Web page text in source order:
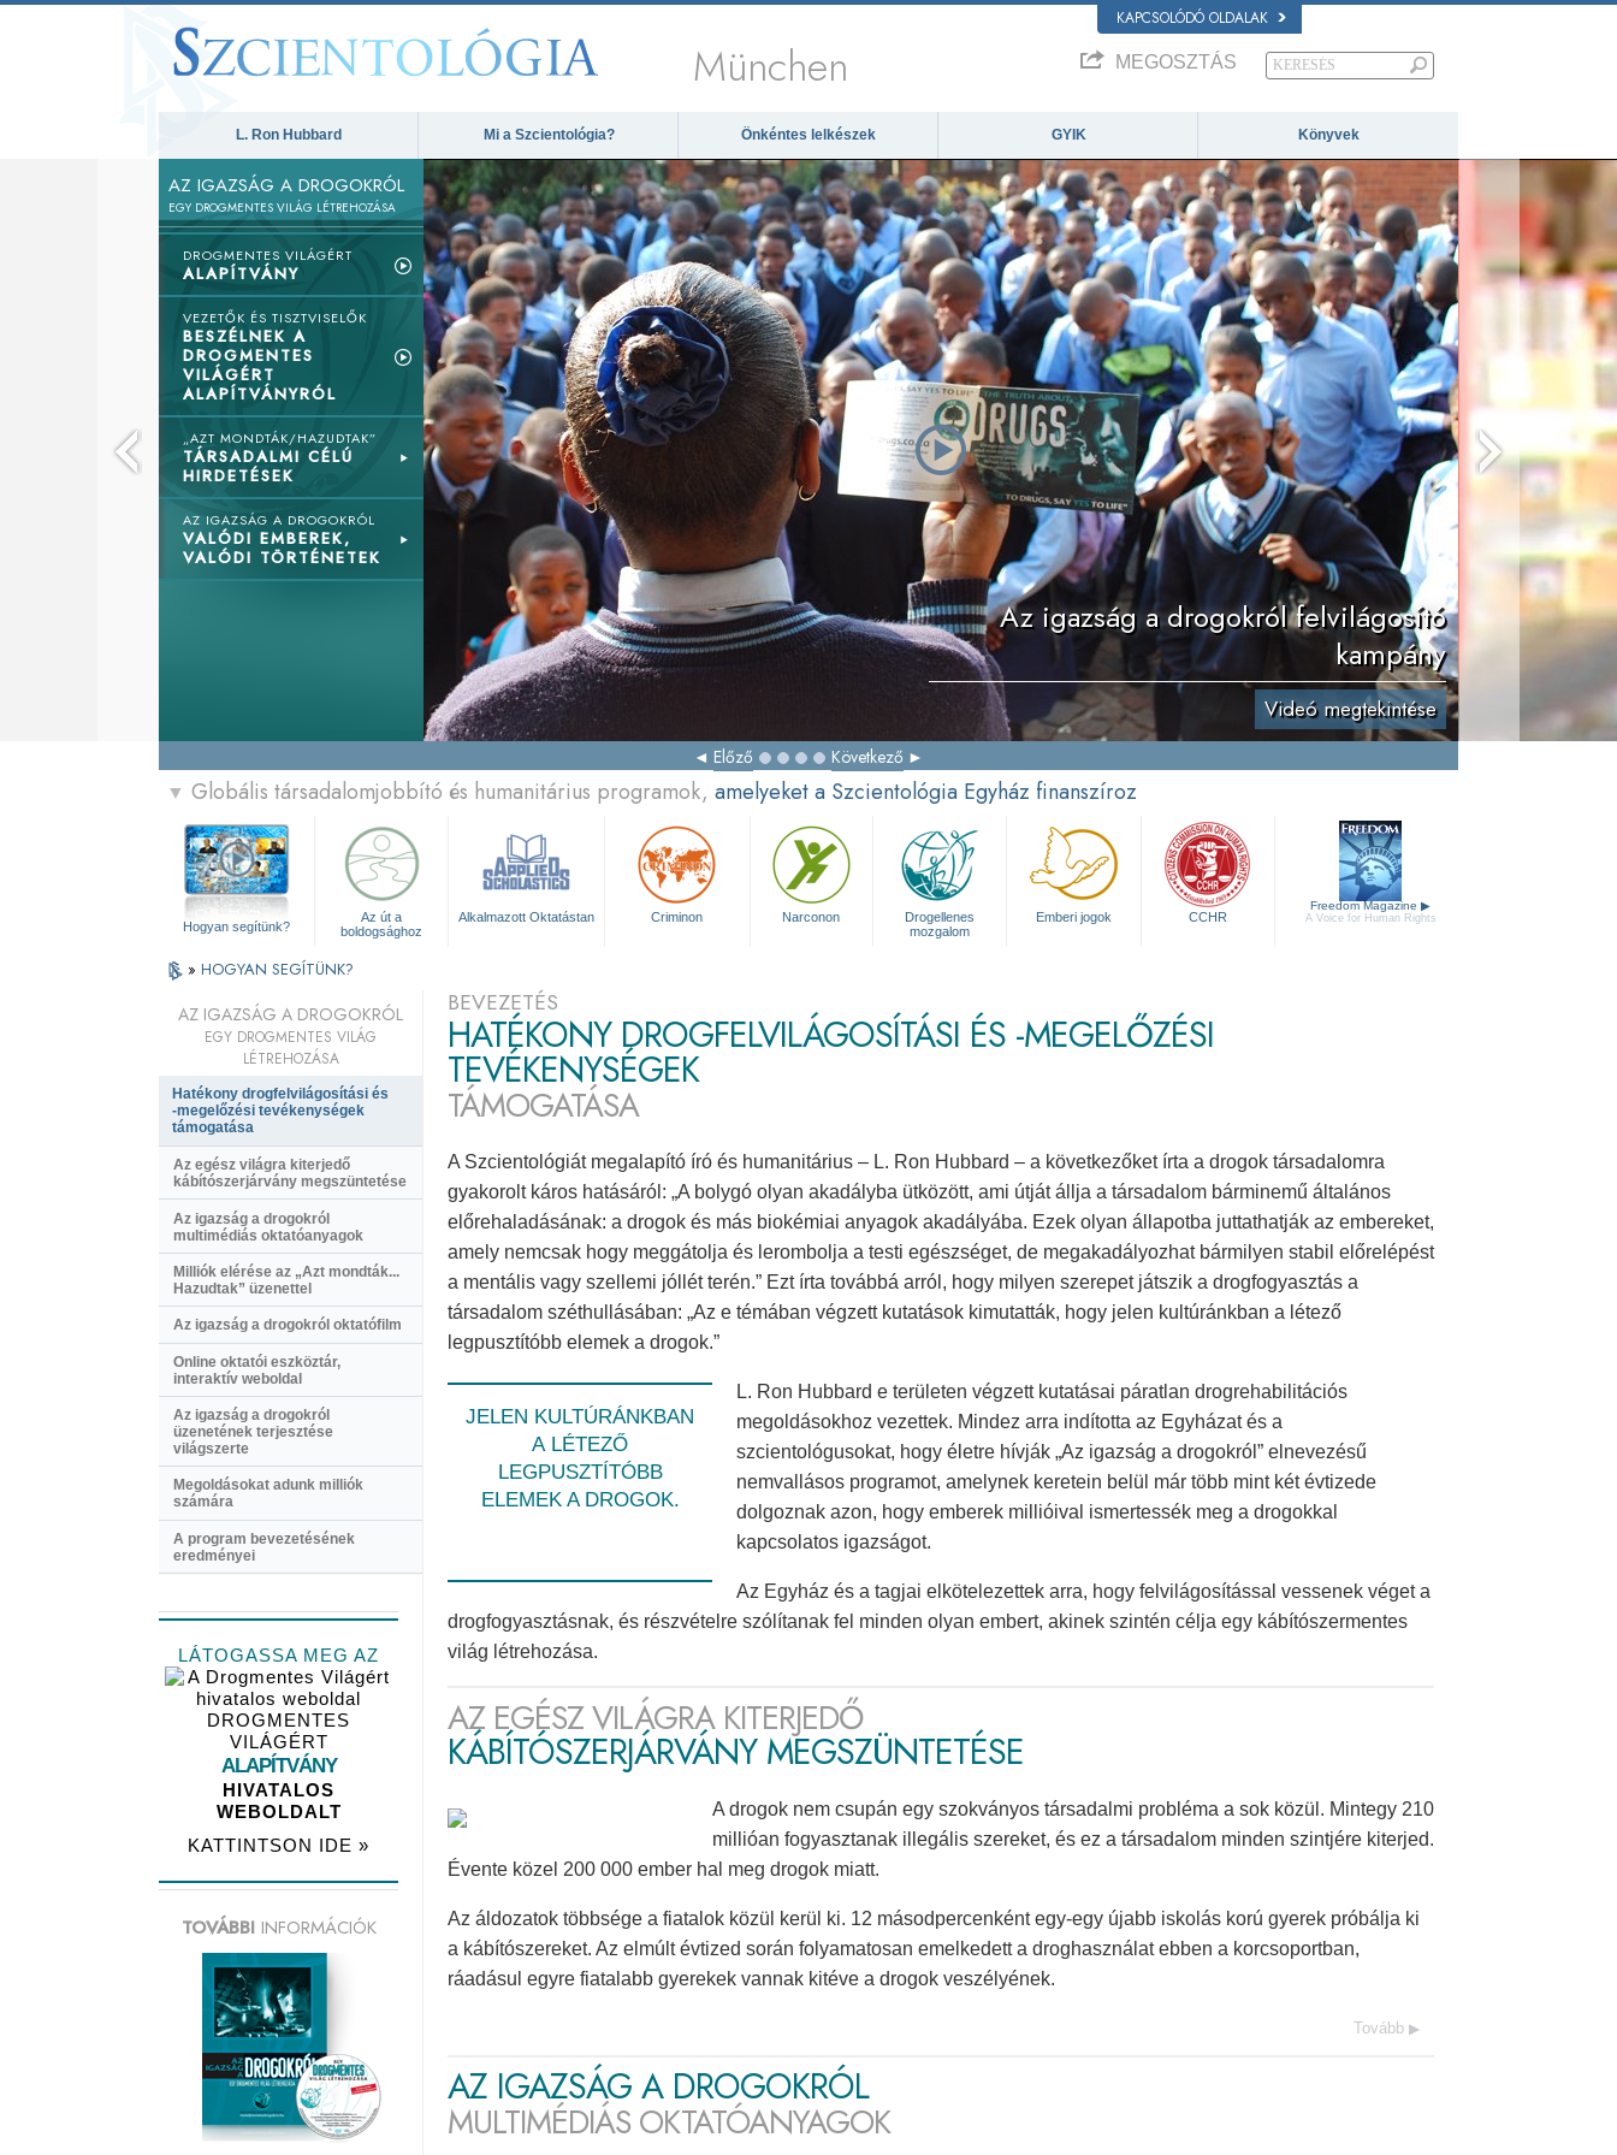
KAPCSOLÓDÓ OLDALAK
München MEGOSZTÁS
L. Ron Hubbard Mi a Szcientológia? Önkéntes lelkészek GYIK Könyvek
AZ IGAZSÁG A DROGOKRÓL
EGY DROGMENTES VILÁG LÉTREHOZÁSA
DROGMENTES VILÁGÉRT
ALAPÍTVÁNY
VEZETŐK ÉS TISZTVISELŐK
BESZÉLNEK A
DROGMENTES
VILÁGÉRT
ALAPÍTVÁNYRÓL
„AZT MONDTÁK/HAZUDTAK”
TÁRSADALMI CÉLÚ
HIRDETÉSEK
AZ IGAZSÁG A DROGOKRÓL
VALÓDI EMBEREK,
VALÓDI TÖRTÉNETEK
Az igazság a drogokról felvilágosító
kampány
Videó megtekintése
Előző Következő
▼ Globális társadalomjobbító és humanitárius programok, amelyeket a Szcientológia Egyház finanszíroz
Hogyan segítünk?
Az út a
boldogsághoz
Alkalmazott Oktatástan Criminon Narconon
Drogellenes
mozgalom
Emberi jogok CCHR
Freedom Magazine▶
A Voice for Human Rights
» HOGYAN SEGÍTÜNK?
BEVEZETÉS
HATÉKONY DROGFELVILÁGOSÍTÁSI ÉS -MEGELŐZÉSI
TEVÉKENYSÉGEK
TÁMOGATÁSA
A Szcientológiát megalapító író és humanitárius – L. Ron Hubbard – a következőket írta a drogok társadalomra
gyakorolt káros hatásáról: „A bolygó olyan akadályba ütközött, ami útját állja a társadalom bárminemű általános
előrehaladásának: a drogok és más biokémiai anyagok akadályába. Ezek olyan állapotba juttathatják az embereket,
amely nemcsak hogy meggátolja és lerombolja a testi egészséget, de megakadályozhat bármilyen stabil előrelépést
a mentális vagy szellemi jóllét terén.” Ezt írta továbbá arról, hogy milyen szerepet játszik a drogfogyasztás a
társadalom széthullásában: „Az e témában végzett kutatások kimutatták, hogy jelen kultúránkban a létező
legpusztítóbb elemek a drogok.”
JELEN KULTÚRÁNKBAN
A LÉTEZŐ
LEGPUSZTÍTÓBB
ELEMEK A DROGOK.
L. Ron Hubbard e területen végzett kutatásai páratlan drogrehabilitációs
megoldásokhoz vezettek. Mindez arra indította az Egyházat és a
szcientológusokat, hogy életre hívják „Az igazság a drogokról” elnevezésű
nemvallásos programot, amelynek keretein belül már több mint két évtizede
dolgoznak azon, hogy emberek millióival ismertessék meg a drogokkal
kapcsolatos igazságot.
Az Egyház és a tagjai elkötelezettek arra, hogy felvilágosítással vessenek véget a
drogfogyasztásnak, és részvételre szólítanak fel minden olyan embert, akinek szintén célja egy kábítószermentes
világ létrehozása.
AZ EGÉSZ VILÁGRA KITERJEDŐ
KÁBÍTÓSZERJÁRVÁNY MEGSZÜNTETÉSE
A drogok nem csupán egy szokványos társadalmi probléma a sok közül. Mintegy 210
millióan fogyasztanak illegális szereket, és ez a társadalom minden szintjére kiterjed.
Évente közel 200 000 ember hal meg drogok miatt.
Az áldozatok többsége a fiatalok közül kerül ki. 12 másodpercenként egy-egy újabb iskolás korú gyerek próbálja ki
a kábítószereket. Az elmúlt évtized során folyamatosan emelkedett a droghasználat ebben a korcsoportban,
ráadásul egyre fiatalabb gyerekek vannak kitéve a drogok veszélyének.
Tovább
AZ IGAZSÁG A DROGOKRÓL
MULTIMÉDIÁS OKTATÓANYAGOK
AZ IGAZSÁG A DROGOKRÓL
EGY DROGMENTES VILÁG
LÉTREHOZÁSA
Hatékony drogfelvilágosítási és
-megelőzési tevékenységek
támogatása
Az egész világra kiterjedő
kábítószerjárvány megszüntetése
Az igazság a drogokról
multimédiás oktatóanyagok
Milliók elérése az „Azt mondták...
Hazudtak” üzenettel
Az igazság a drogokról oktatófilm
Online oktatói eszköztár,
interaktív weboldal
Az igazság a drogokról
üzenetének terjesztése
világszerte
Megoldásokat adunk milliók
számára
A program bevezetésének
eredményei
LÁTOGASSA MEG AZ
DROGMENTES
VILÁGÉRT
ALAPÍTVÁNY
HIVATALOS
WEBOLDALT
KATTINTSON IDE »
TOVÁBBI INFORMÁCIÓK